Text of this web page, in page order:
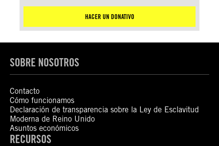
HACER UN DONATIVO
SOBRE NOSOTROS
Contacto
Cómo funcionamos
Declaración de transparencia sobre la Ley de Esclavitud
Moderna de Reino Unido
Asuntos económicos
RECURSOS